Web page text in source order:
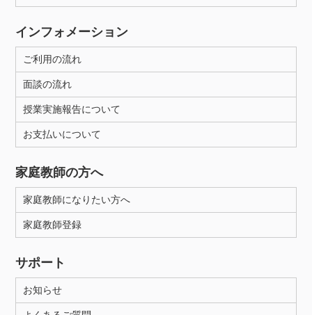
インフォメーション
ご利用の流れ
面談の流れ
授業実施報告について
お支払いについて
家庭教師の方へ
家庭教師になりたい方へ
家庭教師登録
サポート
お知らせ